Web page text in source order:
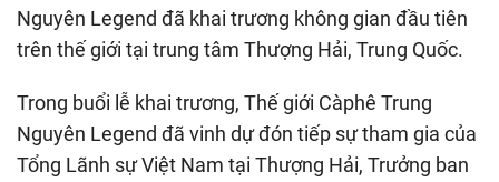
Nguyên Legend đã khai trương không gian đầu tiên
trên thế giới tại trung tâm Thượng Hải, Trung Quốc.
Trong buổi lễ khai trương, Thế giới Càphê Trung
Nguyên Legend đã vinh dự đón tiếp sự tham gia của
Tổng Lãnh sự Việt Nam tại Thượng Hải, Trưởng ban